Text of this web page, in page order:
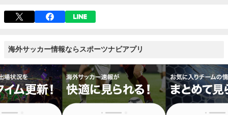
海外サッカー情報ならスポーツナビアプリ